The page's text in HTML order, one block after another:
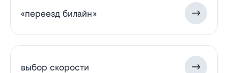
«переезд билайн»
выбор скорости